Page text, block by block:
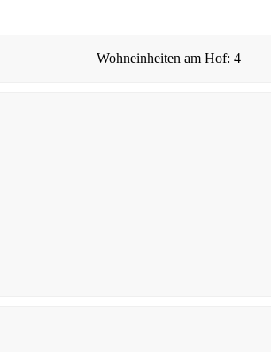
Wohneinheiten am Hof: 4